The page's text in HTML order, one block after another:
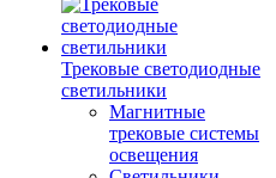
Трековые светодиодные
светильники
Магнитные
трековые системы
освещения